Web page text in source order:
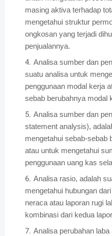
masing aktiva terhadap
mengetahui struktur
ongkosan yang terjadi
penjualannya.
Analisa sumber dan
suatu analisa untuk
penggunaan modal kerja
sebab berubahnya modal
Analisa sumber dan
statement analysis),
mengetahui sebab-sebab
atau untuk mengetahui
penggunaan uang kas
Analisa rasio, adalah
mengetahui hubungan
neraca atau laporan rugi
kombinasi dari kedua
Analisa perubahan